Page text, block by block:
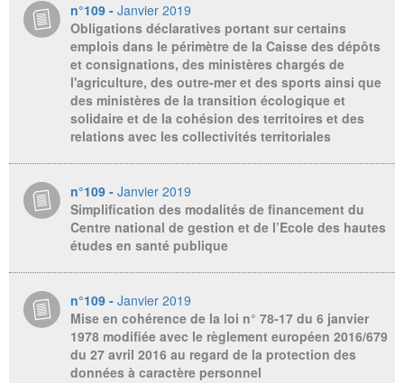
n°109 - Janvier 2019
Obligations déclaratives portant sur certains
emplois dans le périmètre de la Caisse des dépôts
et consignations, des ministères chargés de
l'agriculture, des outre-mer et des sports ainsi que
des ministères de la transition écologique et
solidaire et de la cohésion des territoires et des
relations avec les collectivités territoriales
n°109 - Janvier 2019
Simplification des modalités de financement du
Centre national de gestion et de l’Ecole des hautes
études en santé publique
n°109 - Janvier 2019
Mise en cohérence de la loi n° 78-17 du 6 janvier
1978 modifiée avec le règlement européen 2016/679
du 27 avril 2016 au regard de la protection des
données à caractère personnel